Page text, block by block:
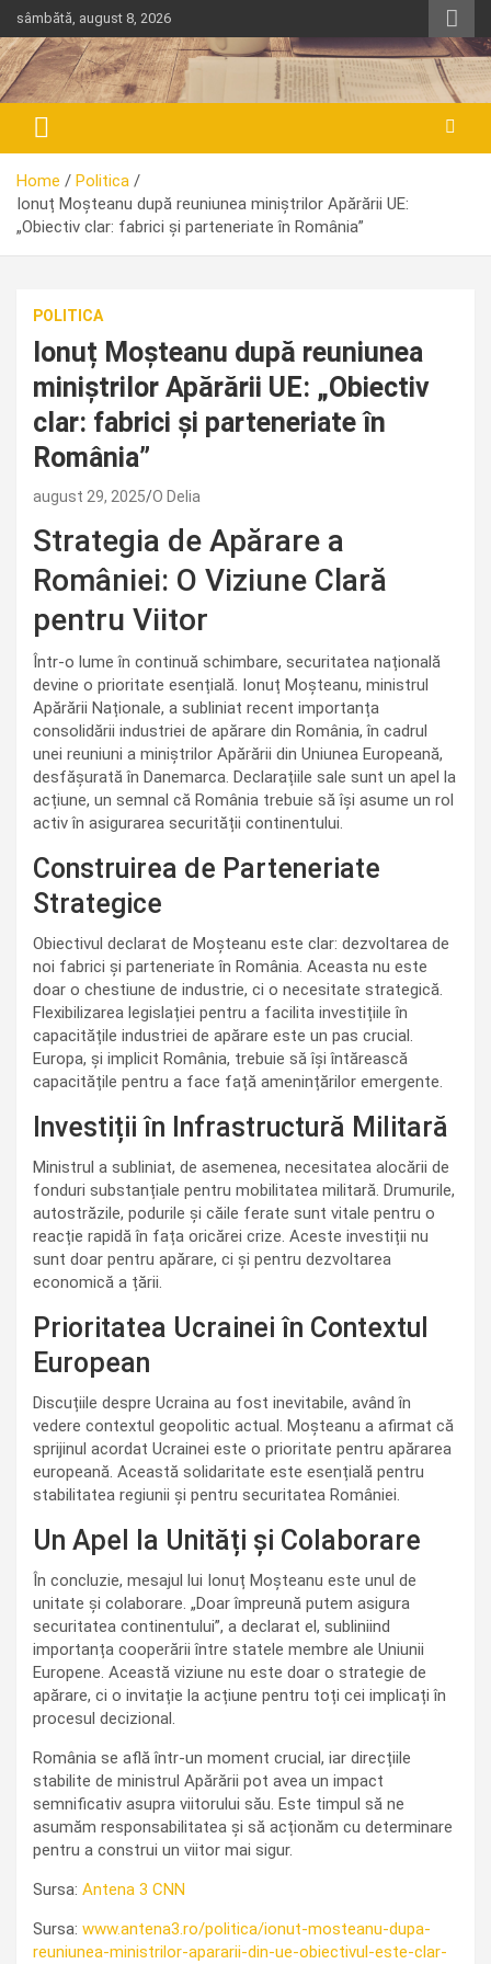
Skip
to
content
sâmbătă, august 8, 2026
Home
Politica
Ionuț Moșteanu după reuniunea miniștrilor Apărării UE:
„Obiectiv clar: fabrici și parteneriate în România”
POLITICA
Ionuț Moșteanu după reuniunea
miniștrilor Apărării UE: „Obiectiv
clar: fabrici și parteneriate în
România”
august 29, 2025 O Delia
Strategia de Apărare a
României: O Viziune Clară
pentru Viitor
Într-o lume în continuă schimbare, securitatea națională
devine o prioritate esențială. Ionuț Moșteanu, ministrul
Apărării Naționale, a subliniat recent importanța
consolidării industriei de apărare din România, în cadrul
unei reuniuni a miniștrilor Apărării din Uniunea Europeană,
desfășurată în Danemarca. Declarațiile sale sunt un apel la
acțiune, un semnal că România trebuie să își asume un rol
activ în asigurarea securității continentului.
Construirea de Parteneriate
Strategice
Obiectivul declarat de Moșteanu este clar: dezvoltarea de
noi fabrici și parteneriate în România. Aceasta nu este
doar o chestiune de industrie, ci o necesitate strategică.
Flexibilizarea legislației pentru a facilita investițiile în
capacitățile industriei de apărare este un pas crucial.
Europa, și implicit România, trebuie să își întărească
capacitățile pentru a face față amenințărilor emergente.
Investiții în Infrastructură Militară
Ministrul a subliniat, de asemenea, necesitatea alocării de
fonduri substanțiale pentru mobilitatea militară. Drumurile,
autostrăzile, podurile și căile ferate sunt vitale pentru o
reacție rapidă în fața oricărei crize. Aceste investiții nu
sunt doar pentru apărare, ci și pentru dezvoltarea
economică a țării.
Prioritatea Ucrainei în Contextul
European
Discuțiile despre Ucraina au fost inevitabile, având în
vedere contextul geopolitic actual. Moșteanu a afirmat că
sprijinul acordat Ucrainei este o prioritate pentru apărarea
europeană. Această solidaritate este esențială pentru
stabilitatea regiunii și pentru securitatea României.
Un Apel la Unități și Colaborare
În concluzie, mesajul lui Ionuț Moșteanu este unul de
unitate și colaborare. „Doar împreună putem asigura
securitatea continentului”, a declarat el, subliniind
importanța cooperării între statele membre ale Uniunii
Europene. Această viziune nu este doar o strategie de
apărare, ci o invitație la acțiune pentru toți cei implicați în
procesul decizional.
România se află într-un moment crucial, iar direcțiile
stabilite de ministrul Apărării pot avea un impact
semnificativ asupra viitorului său. Este timpul să ne
asumăm responsabilitatea și să acționăm cu determinare
pentru a construi un viitor mai sigur.
Sursa: Antena 3 CNN
Sursa: www.antena3.ro/politica/ionut-mosteanu-dupa-
reuniunea-ministrilor-apararii-din-ue-obiectivul-este-clar-